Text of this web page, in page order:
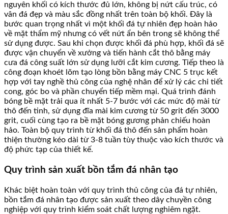
nguyên khối có kích thước đủ lớn, không bị nứt cấu trúc, có
vân đá đẹp và màu sắc đồng nhất trên toàn bộ khối. Đây là
bước quan trọng nhất vì một khối đá tự nhiên đẹp hoàn hảo
về mặt thẩm mỹ nhưng có vết nứt ẩn bên trong sẽ không thể
sử dụng được. Sau khi chọn được khối đá phù hợp, khối đá sẽ
được vận chuyển về xưởng và tiến hành cắt thô bằng máy
cưa đá công suất lớn sử dụng lưỡi cắt kim cương. Tiếp theo là
công đoạn khoét lõm tạo lòng bồn bằng máy CNC 5 trục kết
hợp với tay nghề thủ công của nghệ nhân để xử lý các chi tiết
cong, góc bo và phần chuyển tiếp mềm mại. Quá trình đánh
bóng bề mặt trải qua ít nhất 5-7 bước với các mức độ mài từ
thô đến tinh, sử dụng đĩa mài kim cương từ 50 grit đến 3000
grit, cuối cùng tạo ra bề mặt bóng gương phản chiếu hoàn
hảo. Toàn bộ quy trình từ khối đá thô đến sản phẩm hoàn
thiện thường kéo dài từ 3-8 tuần tùy thuộc vào kích thước và
độ phức tạp của thiết kế.
Quy trình sản xuất bồn tắm đá nhân tạo
Khác biệt hoàn toàn với quy trình thủ công của đá tự nhiên,
bồn tắm đá nhân tạo được sản xuất theo dây chuyền công
nghiệp với quy trình kiểm soát chất lượng nghiêm ngặt.